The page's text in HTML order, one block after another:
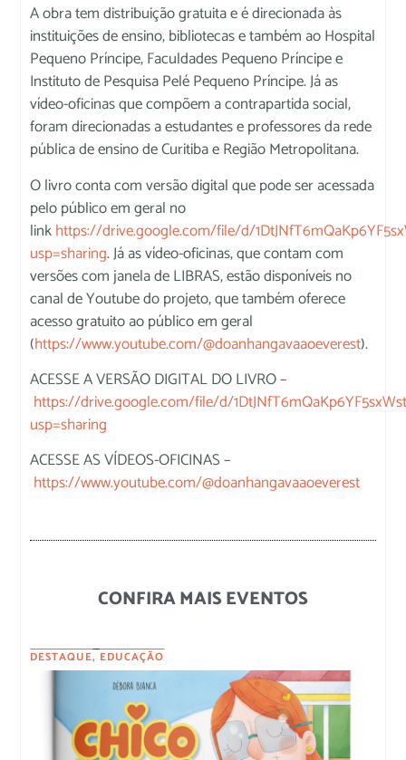
A obra tem distribuição gratuita e é direcionada às
instituições de ensino, bibliotecas e também ao Hospital
Pequeno Príncipe, Faculdades Pequeno Príncipe e
Instituto de Pesquisa Pelé Pequeno Príncipe. Já as
vídeo-oficinas que compõem a contrapartida social,
foram direcionadas a estudantes e professores da rede
pública de ensino de Curitiba e Região Metropolitana.
O livro conta com versão digital que pode ser acessada
pelo público em geral no
linkhttps://drive.google.com/file/d/
usp=sharing. Já as vídeo-oficinas, que contam com
versões com janela de LIBRAS, estão disponíveis no
canal de Youtube do projeto, que também oferece
acesso gratuito ao público em geral
(https://www.youtube.com/@doanhangavaaoeverest).
ACESSE A VERSÃO DIGITAL DO LIVRO –
https://drive.google.com/file/d/
usp=sharing
ACESSE AS VÍDEOS-OFICINAS –
https://www.youtube.com/@doanhangavaaoeverest
CONFIRA MAIS EVENTOS
DESTAQUE, EDUCAÇÃO